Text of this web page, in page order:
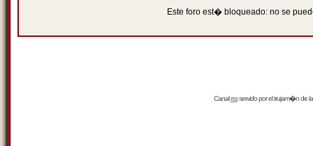
Este foro est� bloqueado: no se
Canalrssservido por eltrujam�nde